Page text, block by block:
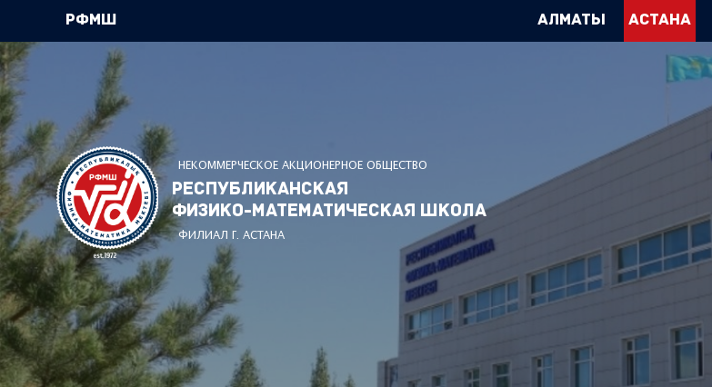
РФМШ Алматы Астана
НЕКОММЕРЧЕСКОЕ АКЦИОНЕРНОЕ ОБЩЕСТВО
Республиканская
физико-математическая школа
ФИЛИАЛ Г. АСТАНА